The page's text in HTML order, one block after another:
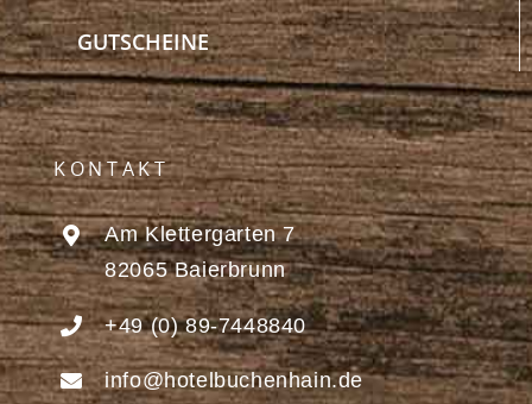
GUTSCHEINE
KONTAKT
Am Klettergarten 7
82065 Baierbrunn
+49 (0) 89-7448840
info@hotelbuchenhain.de